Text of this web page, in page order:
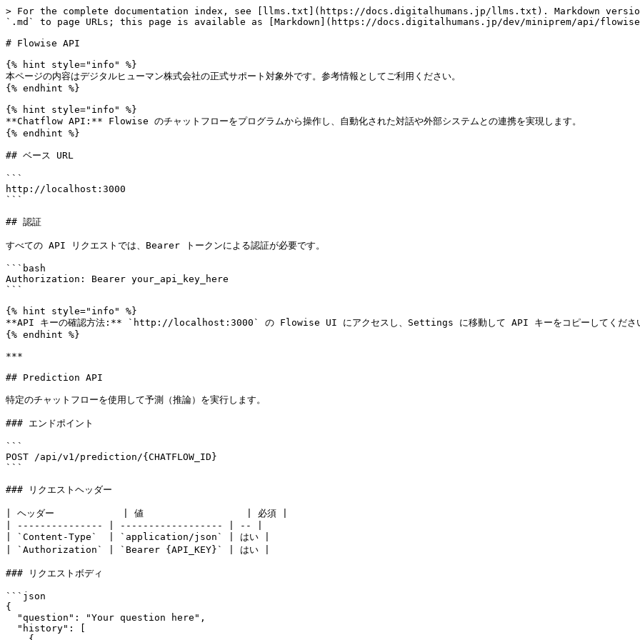
> For the complete documentation index, see [llms.txt](https://docs.digitalhumans.jp/llms.txt). Markdown
`.md` to page URLs; this page is available as [Markdown](https://docs.digitalhumans.jp/dev/miniprem/api/
# Flowise API
{% hint style="info" %}
本ページの内容はデジタルヒューマン株式会社の正式サポート対象外です。参考情報としてご利用ください。
{% endhint %}
{% hint style="info" %}
**Chatflow API:** Flowise のチャットフローをプログラムから操作し、自動化された対話や外部システムとの連携を実現します。
{% endhint %}
## ベース URL
```
http://localhost:3000
```
## 認証
すべての API リクエストでは、Bearer トークンによる認証が必要です。
```bash
Authorization: Bearer your_api_key_here
```
{% hint style="info" %}
**API キーの確認方法:** `http://localhost:3000` の Flowise UI にアクセスし、Settings に移動して API キーをコピーしてくださ
{% endhint %}
***
## Prediction API
特定のチャットフローを使用して予測（推論）を実行します。
### エンドポイント
```
POST /api/v1/prediction/{CHATFLOW_ID}
```
### リクエストヘッダー
| ヘッダー            | 値                  | 必須 |
| --------------- | ------------------ | -- |
| `Content-Type`  | `application/json` | はい |
| `Authorization` | `Bearer {API_KEY}` | はい |
### リクエストボディ
```json
{